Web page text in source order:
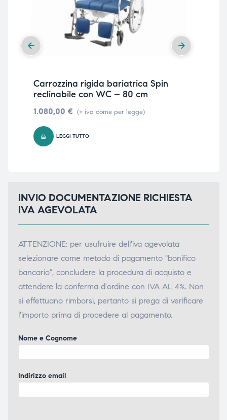
Carrozzina rigida bariatrica Spin
reclinabile con WC – 80 cm
1.080,00 € (+ iva come per legge)
LEGGI TUTTO
INVIO DOCUMENTAZIONE RICHIESTA
IVA AGEVOLATA
ATTENZIONE: per usufruire dell'iva agevolata
selezionare come metodo di pagamento "bonifico
bancario", concludere la procedura di acquisto e
attendere la conferma d'ordine con IVA AL 4%. Non
si effettuano rimborsi, pertanto si prega di verificare
l'importo prima di procedere al pagamento.
Nome e Cognome
Indirizzo email